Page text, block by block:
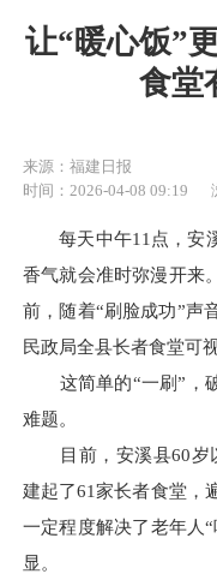
让“暖心饭”
食堂
来源：福建日报
时间：2026-04-08 09:19
每天中午11点，安溪
香气就会准时弥漫开来
前，随着“刷脸成功”声
民政局全县长者食堂可
这简单的“一刷”，破
难题。
目前，安溪县60岁
建起了61家长者食堂，
一定程度解决了老年人
显。